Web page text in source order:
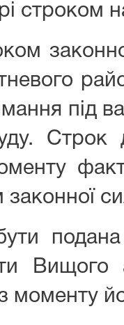
строком
під
Строк
подана
Вищого
моменту